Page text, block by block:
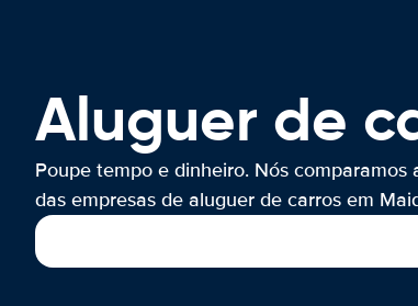
Aluguer de
Poupe tempo e dinheiro. Nós comparamos
das empresas de aluguer de carros em